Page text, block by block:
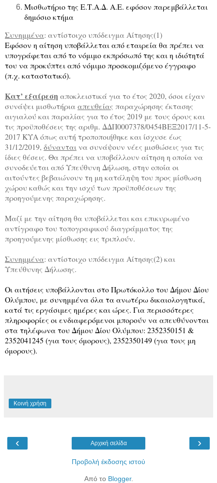
Μισθωτήριο της Ε.Τ.Α.Δ. Α.Ε. εφόσον παρεμβάλλεται
δημόσιο κτήμα
Συνημμένα: αντίστοιχο υπόδειγμα Αίτησης(1)
Εφόσον η αίτηση υποβάλλεται από εταιρεία θα πρέπει να
υπογράφεται από το νόμιμο εκπρόσωπό της και η ιδιότητά
του να προκύπτει από νόμιμο προσκομιζόμενο έγγραφο
(π.χ. καταστατικό).
Κατ’ εξαίρεση αποκλειστικά για το έτος 2020, όσοι είχαν
συνάψει μισθωτήρια απευθείας παραχώρησης έκτασης
αιγιαλού και παραλίας για το έτος 2019 με τους όρους και
τις προϋποθέσεις της αριθμ. ΔΔΠ0007378/0454ΒΕΞ2017/11-5-
2017 ΚΥΑ όπως αυτή τροποποιήθηκε και ίσχυσε έως
31/12/2019, δύνανταινα συνάψουν νέες μισθώσεις για τις
ίδιες θέσεις. Θα πρέπει να υποβάλλουν αίτηση η οποία να
συνοδεύεται από Υπεύθυνη Δήλωση, στην οποία οι
αιτούντες βεβαιώνουν τη μη κατάληψη του προς μίσθωση
χώρου καθώς και την ισχύ των προϋποθέσεων της
προηγούμενης παραχώρησης.
Μαζί με την αίτηση θα υποβάλλεται και επικυρωμένο
αντίγραφο του τοπογραφικού διαγράμματος της
προηγούμενης μίσθωσης εις τριπλούν.
Συνημμένα: αντίστοιχο υπόδειγμα Αίτησης(2) και
Υπεύθυνης Δήλωσης.
Οι αιτήσεις υποβάλλονται στο Πρωτόκολλο του Δήμου Δίου
Ολύμπου, με συνημμένα όλα τα ανωτέρω δικαιολογητικά,
κατά τις εργάσιμες ημέρες και ώρες. Για περισσότερες
πληροφορίες οι ενδιαφερόμενοι μπορούν να απευθύνονται
στα τηλέφωνα του Δήμου Δίου Ολύμπου: 2352350151 &
2352041245 (για τους όμορους), 2352350149 (για τους μη
όμορους).
Κοινή χρήση
‹ ›
Αρχική σελίδα
Προβολή έκδοσης ιστού
Από το Blogger.